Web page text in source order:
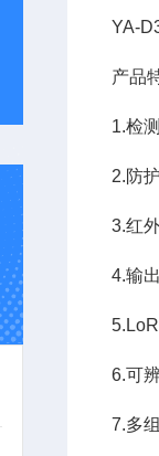
YA-
产品
1.检
2.防
3.红
4.输
6.可
7.多